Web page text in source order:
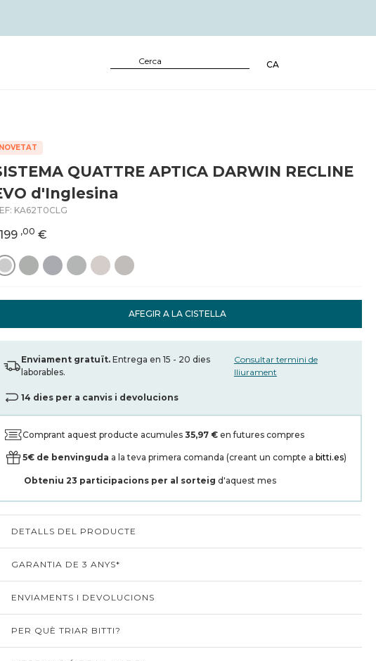
CA
NOVETAT
QUATTRE APTICA DARWIN RECLINE
d'Inglesina
KA62T0CLG
,00 €
AFEGIR A LA CISTELLA
Enviament gratuït. Entrega en 15 - 20 dies
laborables.
Consultar termini de
lliurament
14 dies per a canvis i devolucions
Comprant aquest producte acumules 35,97 € en futures compres
5€ de benvinguda a la teva primera comanda (creant un compte a bitti.es)
Obteniu 23 participacions per al sorteig d'aquest mes
DETALLS DEL PRODUCTE
GARANTIA DE 3 ANYS*
ENVIAMENTS I DEVOLUCIONS
PER QUÈ TRIAR BITTI?